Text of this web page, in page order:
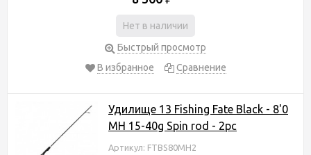
Нет в наличии
Быстрый просмотр
В избранное
Сравнение
Удилище 13 Fishing Fate Black - 8'0
MH 15-40g Spin rod - 2pc
Артикул: FTBS80MH2